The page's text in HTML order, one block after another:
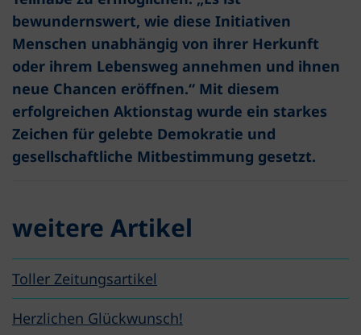
bewundernswert, wie diese Initiativen
Menschen unabhängig von ihrer Herkunft
oder ihrem Lebensweg annehmen und ihnen
neue Chancen eröffnen.“ Mit diesem
erfolgreichen Aktionstag wurde ein starkes
Zeichen für gelebte Demokratie und
gesellschaftliche Mitbestimmung gesetzt.
weitere Artikel
Toller Zeitungsartikel
Herzlichen Glückwunsch!